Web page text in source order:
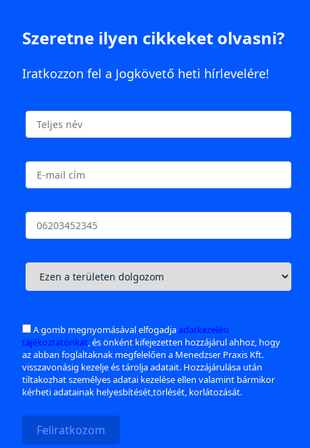
Szeretne ilyen cikkeket olvasni?
Iratkozzon fel a Jogkövető heti hírlevelére!
A gomb megnyomásával elfogadjaadatkezelési
tájékoztatónkat, és önként kifejezetten hozzájárul ahhoz, hogy
az abban foglaltaknak megfelelően a Menedzser Praxis Kft.
visszavonásig kezelje és tárolja adatait. Hozzájárulása után
tiltakozhat személyes adatai kezelése ellen valamint bármikor
kérheti adatainak helyesbítését,törlését, korlátozását.
Feliratkozom